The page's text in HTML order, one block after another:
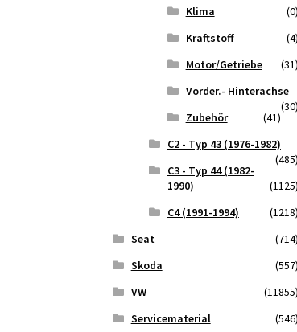
Klima
(0)
Kraftstoff
(4)
Motor/Getriebe
(31)
Vorder.- Hinterachse
(30)
Zubehör
(41)
C2 - Typ 43 (1976-1982)
(485)
C3 - Typ 44 (1982-
1990)
(1125)
C4 (1991-1994)
(1218)
Seat
(714)
Skoda
(557)
VW
(11855)
Servicematerial
(546)